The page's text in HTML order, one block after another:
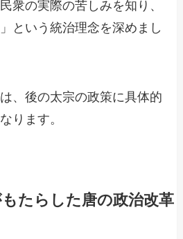
衆の実際の苦しみを知り、
という統治理念を深めまし
、後の太宗の政策に具体的
ります。
たらした唐の政治改革